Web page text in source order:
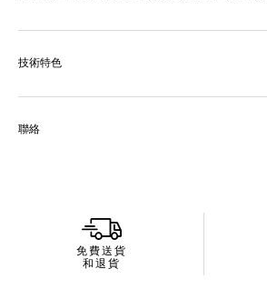
色小牛皮和橡膠錶帶。為克服所有挑戰而設。
技術特色
聯絡
免費送貨
和退貨